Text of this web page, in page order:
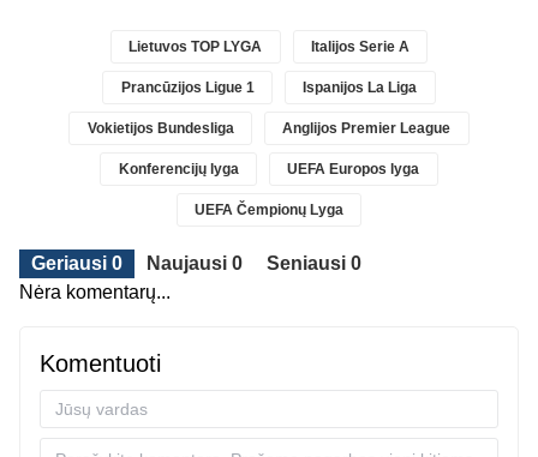
Lietuvos TOP LYGA Italijos Serie A
Prancūzijos Ligue 1 Ispanijos La Liga
Vokietijos Bundesliga Anglijos Premier League
Konferencijų lyga UEFA Europos lyga
UEFA Čempionų Lyga
Geriausi 0 Naujausi 0
Seniausi 0
Nėra komentarų...
Komentuoti